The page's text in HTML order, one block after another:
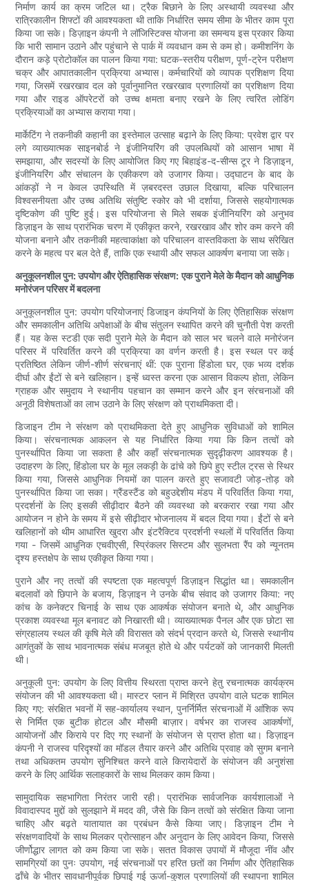
निर्माण कार्य का क्रम जटिल था। ट्रैक बिछाने के लिए अस्थायी व्यवस्था और
रात्रिकालीन शिफ्टों की आवश्यकता थी ताकि निर्धारित समय सीमा के भीतर काम पूरा
किया जा सके। डिज़ाइन कंपनी ने लॉजिस्टिक्स योजना का समन्वय इस प्रकार किया
कि भारी सामान उठाने और पहुंचाने से पार्क में व्यवधान कम से कम हो। कमीशनिंग के
दौरान कड़े प्रोटोकॉल का पालन किया गया: घटक-स्तरीय परीक्षण, पूर्ण-ट्रेन परीक्षण
चक्र और आपातकालीन प्रक्रिया अभ्यास। कर्मचारियों को व्यापक प्रशिक्षण दिया
गया, जिसमें रखरखाव दल को पूर्वानुमानित रखरखाव प्रणालियों का प्रशिक्षण दिया
गया और राइड ऑपरेटरों को उच्च क्षमता बनाए रखने के लिए त्वरित लोडिंग
प्रक्रियाओं का अभ्यास कराया गया।
मार्केटिंग ने तकनीकी कहानी का इस्तेमाल उत्साह बढ़ाने के लिए किया: प्रवेश द्वार पर
लगे व्याख्यात्मक साइनबोर्ड ने इंजीनियरिंग की उपलब्धियों को आसान भाषा में
समझाया, और सदस्यों के लिए आयोजित किए गए बिहाइंड-द-सीन्स टूर ने डिज़ाइन,
इंजीनियरिंग और संचालन के एकीकरण को उजागर किया। उद्घाटन के बाद के
आंकड़ों ने न केवल उपस्थिति में ज़बरदस्त उछाल दिखाया, बल्कि परिचालन
विश्वसनीयता और उच्च अतिथि संतुष्टि स्कोर को भी दर्शाया, जिससे सहयोगात्मक
दृष्टिकोण की पुष्टि हुई। इस परियोजना से मिले सबक इंजीनियरिंग को अनुभव
डिज़ाइन के साथ प्रारंभिक चरण में एकीकृत करने, रखरखाव और शोर कम करने की
योजना बनाने और तकनीकी महत्वाकांक्षा को परिचालन वास्तविकता के साथ संरेखित
करने के महत्व पर बल देते हैं, ताकि एक स्थायी और सफल आकर्षण बनाया जा सके।
अनुकूलनशील पुन: उपयोग और ऐतिहासिक संरक्षण: एक पुराने मेले के मैदान को आधुनिक
मनोरंजन परिसर में बदलना
अनुकूलनशील पुन: उपयोग परियोजनाएं डिजाइन कंपनियों के लिए ऐतिहासिक संरक्षण
और समकालीन अतिथि अपेक्षाओं के बीच संतुलन स्थापित करने की चुनौती पेश करती
हैं। यह केस स्टडी एक सदी पुराने मेले के मैदान को साल भर चलने वाले मनोरंजन
परिसर में परिवर्तित करने की प्रक्रिया का वर्णन करती है। इस स्थल पर कई
प्रतिष्ठित लेकिन जीर्ण-शीर्ण संरचनाएं थीं: एक पुराना हिंडोला घर, एक भव्य दर्शक
दीर्घा और ईंटों से बने खलिहान। इन्हें ध्वस्त करना एक आसान विकल्प होता, लेकिन
ग्राहक और समुदाय ने स्थानीय पहचान का सम्मान करने और इन संरचनाओं की
अनूठी विशेषताओं का लाभ उठाने के लिए संरक्षण को प्राथमिकता दी।
डिजाइन टीम ने संरक्षण को प्राथमिकता देते हुए आधुनिक सुविधाओं को शामिल
किया। संरचनात्मक आकलन से यह निर्धारित किया गया कि किन तत्वों को
पुनर्स्थापित किया जा सकता है और कहाँ संरचनात्मक सुदृढ़ीकरण आवश्यक है।
उदाहरण के लिए, हिंडोला घर के मूल लकड़ी के ढांचे को छिपे हुए स्टील ट्रस से स्थिर
किया गया, जिससे आधुनिक नियमों का पालन करते हुए सजावटी जोड़-तोड़ को
पुनर्स्थापित किया जा सका। ग्रैंडस्टैंड को बहुउद्देशीय मंडप में परिवर्तित किया गया,
प्रदर्शनों के लिए इसकी सीढ़ीदार बैठने की व्यवस्था को बरकरार रखा गया और
आयोजन न होने के समय में इसे सीढ़ीदार भोजनालय में बदल दिया गया। ईंटों से बने
खलिहानों को थीम आधारित खुदरा और इंटरैक्टिव प्रदर्शनी स्थलों में परिवर्तित किया
गया - जिसमें आधुनिक एचवीएसी, स्प्रिंकलर सिस्टम और सुलभता रैंप को न्यूनतम
दृश्य हस्तक्षेप के साथ एकीकृत किया गया।
पुराने और नए तत्वों की स्पष्टता एक महत्वपूर्ण डिज़ाइन सिद्धांत था। समकालीन
बदलावों को छिपाने के बजाय, डिज़ाइन ने उनके बीच संवाद को उजागर किया: नए
कांच के कनेक्टर चिनाई के साथ एक आकर्षक संयोजन बनाते थे, और आधुनिक
प्रकाश व्यवस्था मूल बनावट को निखारती थी। व्याख्यात्मक पैनल और एक छोटा सा
संग्रहालय स्थल की कृषि मेले की विरासत को संदर्भ प्रदान करते थे, जिससे स्थानीय
आगंतुकों के साथ भावनात्मक संबंध मजबूत होते थे और पर्यटकों को जानकारी मिलती
थी।
अनुकूली पुन: उपयोग के लिए वित्तीय स्थिरता प्राप्त करने हेतु रचनात्मक कार्यक्रम
संयोजन की भी आवश्यकता थी। मास्टर प्लान में मिश्रित उपयोग वाले घटक शामिल
किए गए: संरक्षित भवनों में सह-कार्यालय स्थान, पुनर्निर्मित संरचनाओं में आंशिक रूप
से निर्मित एक बुटीक होटल और मौसमी बाज़ार। वर्षभर का राजस्व आकर्षणों,
आयोजनों और किराये पर दिए गए स्थानों के संयोजन से प्राप्त होता था। डिज़ाइन
कंपनी ने राजस्व परिदृश्यों का मॉडल तैयार करने और अतिथि प्रवाह को सुगम बनाने
तथा अधिकतम उपयोग सुनिश्चित करने वाले किरायेदारों के संयोजन की अनुशंसा
करने के लिए आर्थिक सलाहकारों के साथ मिलकर काम किया।
सामुदायिक सहभागिता निरंतर जारी रही। प्रारंभिक सार्वजनिक कार्यशालाओं ने
विवादास्पद मुद्दों को सुलझाने में मदद की, जैसे कि किन तत्वों को संरक्षित किया जाना
चाहिए और बढ़ते यातायात का प्रबंधन कैसे किया जाए। डिज़ाइन टीम ने
संरक्षणवादियों के साथ मिलकर प्रोत्साहन और अनुदान के लिए आवेदन किया, जिससे
जीर्णोद्धार लागत को कम किया जा सके। सतत विकास उपायों में मौजूदा नींव और
सामग्रियों का पुनः उपयोग, नई संरचनाओं पर हरित छतों का निर्माण और ऐतिहासिक
ढाँचे के भीतर सावधानीपूर्वक छिपाई गई ऊर्जा-कुशल प्रणालियों की स्थापना शामिल